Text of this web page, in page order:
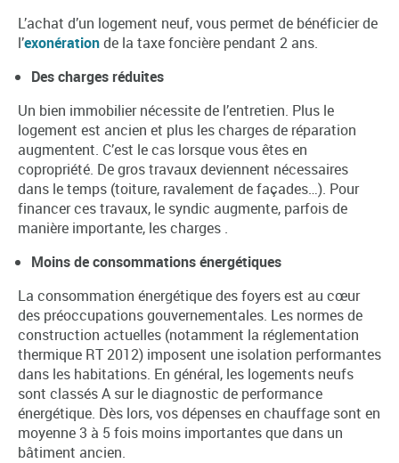
L’achat d’un logement neuf, vous permet de bénéficier de
l’exonérationde la taxe foncière pendant 2 ans.
Des charges réduites
Un bien immobilier nécessite de l’entretien. Plus le
logement est ancien et plus les charges de réparation
augmentent. C’est le cas lorsque vous êtes en
copropriété. De gros travaux deviennent nécessaires
dans le temps (toiture, ravalement de façades…). Pour
financer ces travaux, le syndic augmente, parfois de
manière importante, les charges .
Moins de consommations énergétiques
La consommation énergétique des foyers est au cœur
des préoccupations gouvernementales. Les normes de
construction actuelles (notamment la réglementation
thermique RT 2012) imposent une isolation performantes
dans les habitations. En général, les logements neufs
sont classés A sur le diagnostic de performance
énergétique. Dès lors, vos dépenses en chauffage sont en
moyenne 3 à 5 fois moins importantes que dans un
bâtiment ancien.